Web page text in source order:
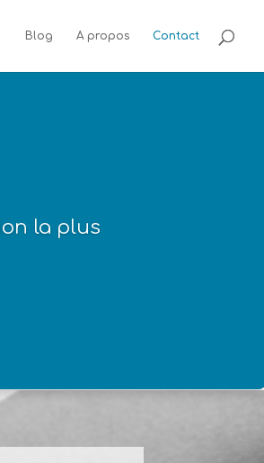
Blog A propos Contact
la plus